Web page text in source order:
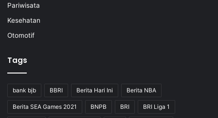
Pariwisata
Kesehatan
Otomotif
Tags
bank bjb BBRI Berita Hari Ini Berita NBA
Berita SEA Games 2021 BNPB BRI BRI Liga 1